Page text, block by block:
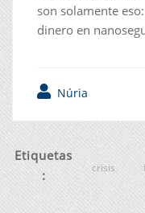
son solamente
dinero en
Núria
Etiquetas
:
crisis